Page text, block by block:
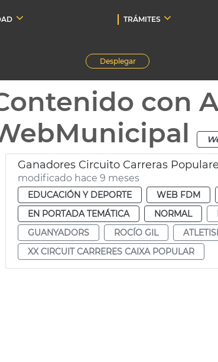
TRÁMITES
Desplegar
con
Ganadores Circuito Carreras
modificado hace 9 meses
EDUCACIÓN Y DEPORTE WEB FDM
EN PORTADA TEMÁTICA
NORMAL
GUANYADORS
ROCÍO GIL
XX CIRCUIT CARRERES CAIXA POPULAR